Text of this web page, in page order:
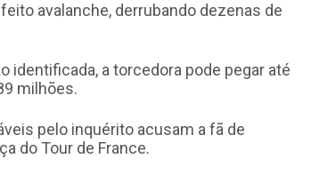
avalanche, derrubando dezenas de
identificada, a torcedora pode pegar até
milhões.
pelo inquérito acusam a fã de
do Tour de France.